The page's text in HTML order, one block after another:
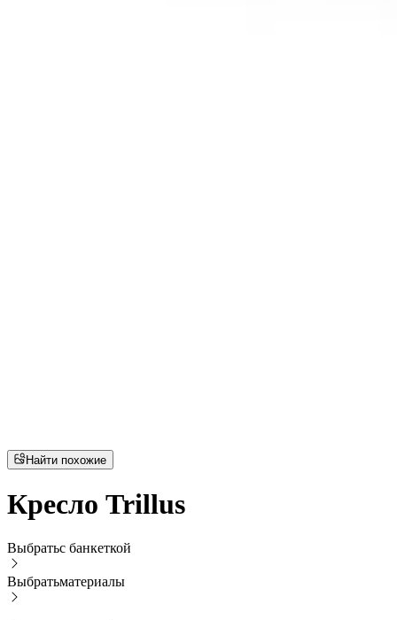
Найти похожие
Кресло Trillus
Выбратьс банкеткой
Выбратьматериалы